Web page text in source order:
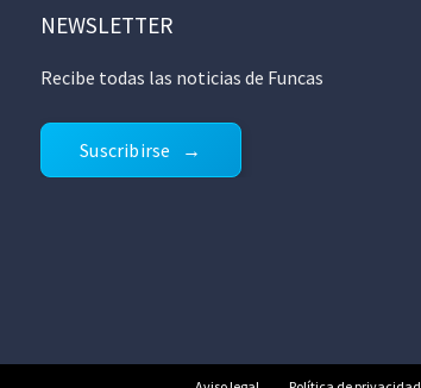
NEWSLETTER
Recibe todas las noticias de Funcas
Suscribirse